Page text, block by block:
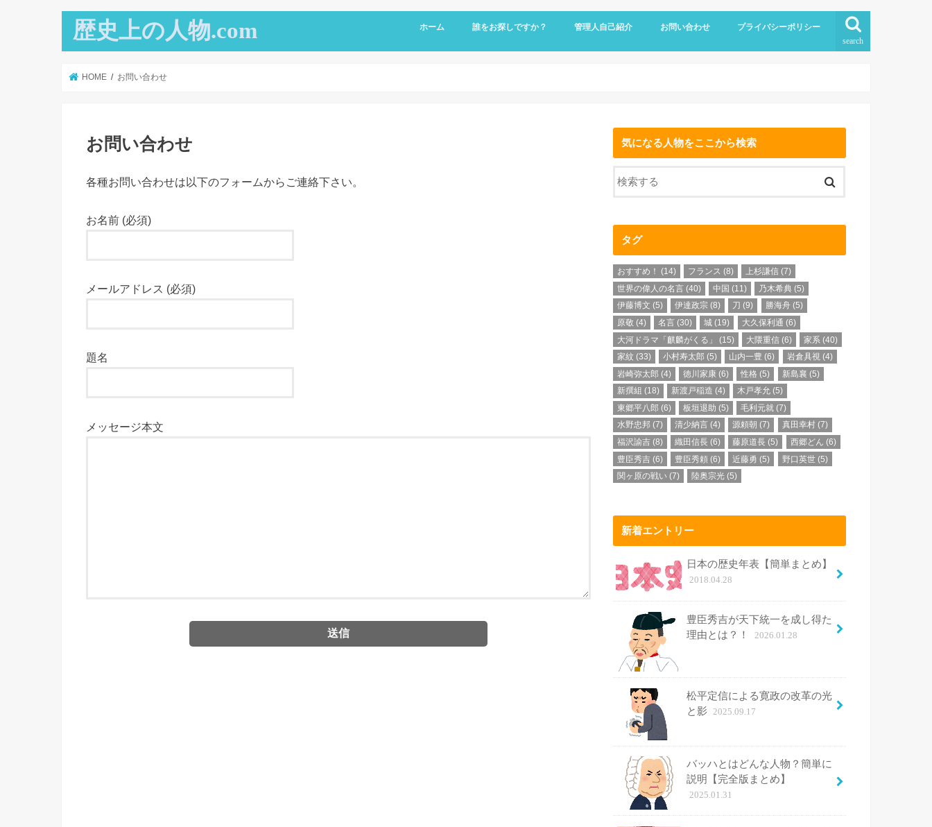
歴史上の人物.com search
ホーム 誰をお探しですか？ 管理人自己紹介 お問い合わせ プライバシーポリシー
HOME お問い合わせ
お問い合わせ
各種お問い合わせは以下のフォームからご連絡下さい。
お名前 (必須)
メールアドレス (必須)
題名
メッセージ本文
気になる人物をここから検索
タグ
おすすめ！ (14) フランス (8) 上杉謙信 (7)
世界の偉人の名言 (40) 中国 (11) 乃木希典 (5)
伊藤博文 (5) 伊達政宗 (8) 刀 (9) 勝海舟(5)
原敬 (4) 名言 (30) 城 (19) 大久保利通 (6)
大河ドラマ「麒麟がくる」
(15) 大隈重信 (6) 家系 (40)
家紋 (33) 小村寿太郎 (5) 山内一豊 (6) 岩倉具視(4)
岩崎弥太郎 (4) 徳川家康 (6) 性格 (5) 新島襄 (5)
新撰組 (18) 新渡戸稲造 (4) 木戸孝允 (5)
東郷平八郎 (6) 板垣退助 (5) 毛利元就 (7)
水野忠邦 (7) 清少納言 (4) 源頼朝 (7) 真田幸村(7)
福沢諭吉 (8) 織田信長 (6) 藤原道長 (5) 西郷どん (6)
豊臣秀吉 (6) 豊臣秀頼 (6) 近藤勇 (5) 野口英世(5)
関ヶ原の戦い (7) 陸奥宗光 (5)
新着エントリー
日本の歴史年表【簡単まとめ】
2018.04.28
豊臣秀吉が天下統一を成し得た
理由とは？！
2026.01.28
松平定信による寛政の改革の光
と影
2025.09.17
バッハとはどんな人物？簡単に
説明【完全版まとめ】
2025.01.31